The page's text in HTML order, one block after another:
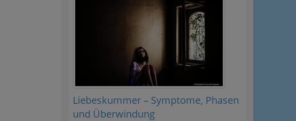
Liebeskummer – Symptome, Phasen
und Überwindung